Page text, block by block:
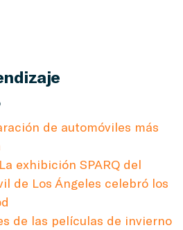
de automóviles más
exhibición SPARQ del
de Los Ángeles celebró los
de las películas de invierno